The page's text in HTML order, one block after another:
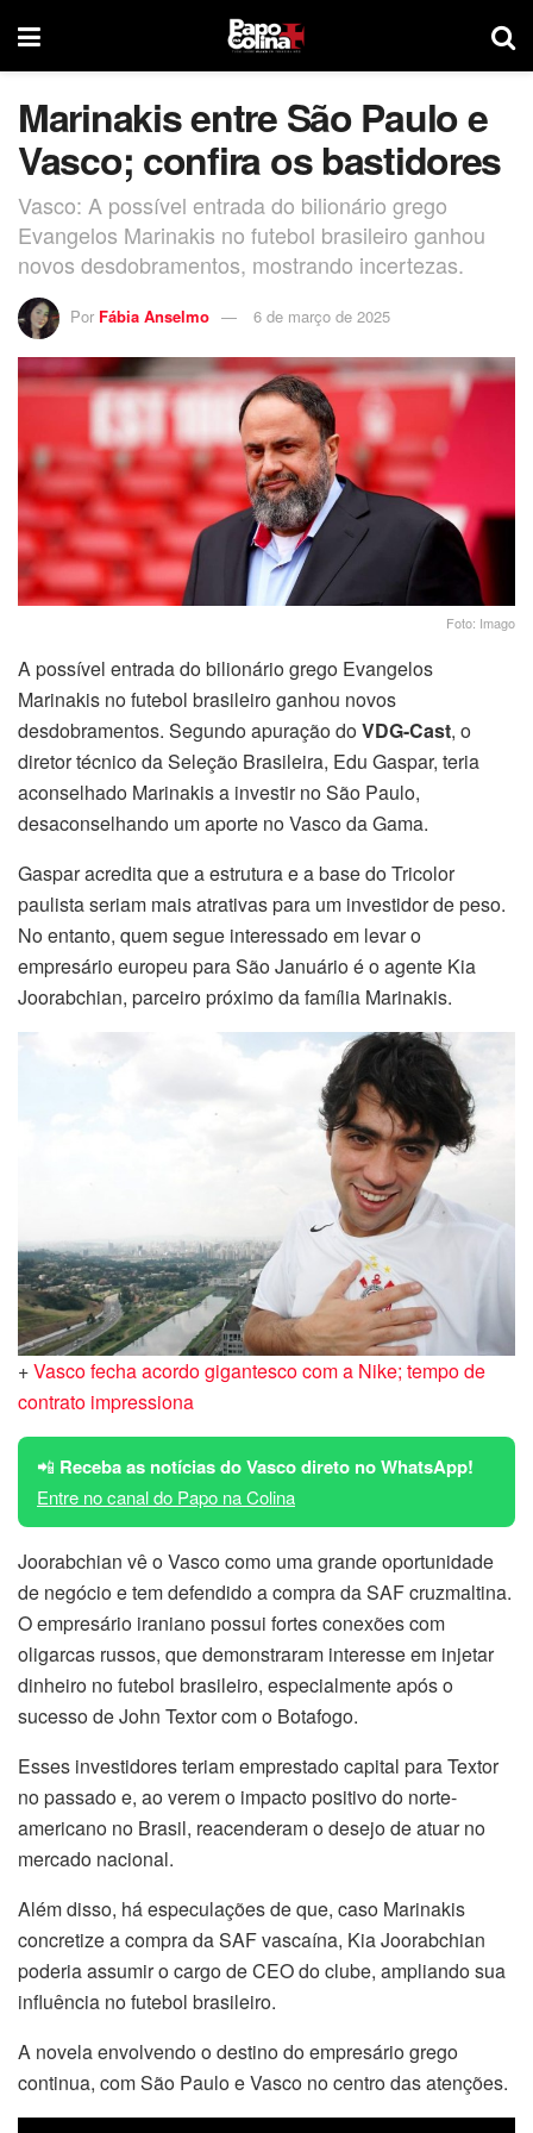
Marinakis entre São Paulo e
Vasco; confira os bastidores
Vasco: A possível entrada do bilionário grego
Evangelos Marinakis no futebol brasileiro ganhou
novos desdobramentos, mostrando incertezas.
Por Fábia Anselmo 6 de março de 2025
Foto: Imago
A possível entrada do bilionário grego Evangelos
Marinakis no futebol brasileiro ganhou novos
desdobramentos. Segundo apuração doVDG-Cast, o
diretor técnico da Seleção Brasileira, Edu Gaspar, teria
aconselhado Marinakis a investir no São Paulo,
desaconselhando um aporte no Vasco da Gama.
Gaspar acredita que a estrutura e a base do Tricolor
paulista seriam mais atrativas para um investidor de peso.
No entanto, quem segue interessado em levar o
empresário europeu para São Januário é o agente Kia
Joorabchian, parceiro próximo da família Marinakis.
+Vasco fecha acordo gigantesco com a Nike; tempo de
contrato impressiona
📲 Receba as notícias do Vasco direto no WhatsApp!
Entre no canal do Papo na Colina
Joorabchian vê o Vasco como uma grande oportunidade
de negócio e tem defendido a compra da SAF cruzmaltina.
O empresário iraniano possui fortes conexões com
oligarcas russos, que demonstraram interesse em injetar
dinheiro no futebol brasileiro, especialmente após o
sucesso de John Textor com o Botafogo.
Esses investidores teriam emprestado capital para Textor
no passado e, ao verem o impacto positivo do norte-
americano no Brasil, reacenderam o desejo de atuar no
mercado nacional.
Além disso, há especulações de que, caso Marinakis
concretize a compra da SAF vascaína, Kia Joorabchian
poderia assumir o cargo de CEO do clube, ampliando sua
influência no futebol brasileiro.
A novela envolvendo o destino do empresário grego
continua, com São Paulo e Vasco no centro das atenções.